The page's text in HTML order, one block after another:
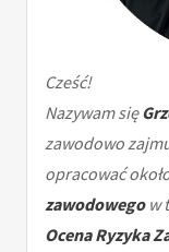
Cześć!
Nazywam się
zawodowo
opracować
zawodowegow
Ocena Ryzyka